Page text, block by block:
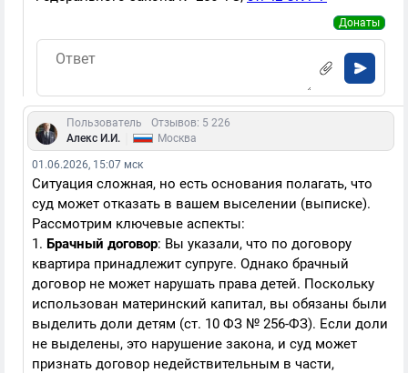
Донаты
Пользователь
Отзывов: 5 226
Алекс И.И.
Москва
01.06.2026, 15:07 мск
Ситуация сложная, но есть основания полагать, что
суд может отказать в вашем выселении (выписке).
Рассмотрим ключевые аспекты:
1. Брачный договор: Вы указали, что по договору
квартира принадлежит супруге. Однако брачный
договор не может нарушать права детей. Поскольку
использован материнский капитал, вы обязаны были
выделить доли детям (ст. 10 ФЗ № 256-ФЗ). Если доли
не выделены, это нарушение закона, и суд может
признать договор недействительным в части,